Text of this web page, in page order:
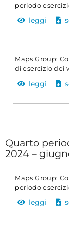
periodo
leggi
Maps Group:
di esercizio dei
leggi
Quarto
2024 –
Maps Group:
periodo
leggi